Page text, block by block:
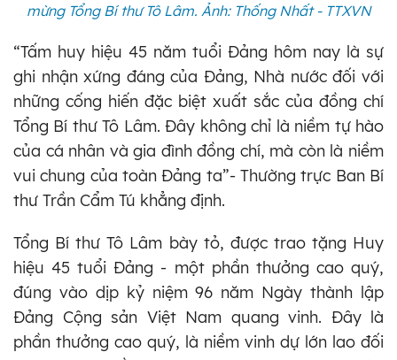
mừng Tổng Bí thư Tô Lâm. Ảnh: Thống Nhất - TTXVN
“Tấm huy hiệu 45 năm tuổi Đảng hôm nay là sự
ghi nhận xứng đáng của Đảng, Nhà nước đối với
những cống hiến đặc biệt xuất sắc của đồng chí
Tổng Bí thư Tô Lâm. Đây không chỉ là niềm tự hào
của cá nhân và gia đình đồng chí, mà còn là niềm
vui chung của toàn Đảng ta”- Thường trực Ban Bí
thư Trần Cẩm Tú khẳng định.
Tổng Bí thư Tô Lâm bày tỏ, được trao tặng Huy
hiệu 45 tuổi Đảng - một phần thưởng cao quý,
đúng vào dịp kỷ niệm 96 năm Ngày thành lập
Đảng Cộng sản Việt Nam quang vinh. Đây là
phần thưởng cao quý, là niềm vinh dự lớn lao đối